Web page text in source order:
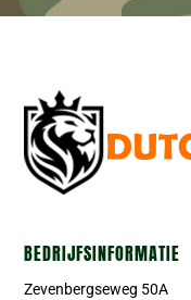
BEDRIJFSINFORMATIE
Zevenbergseweg 50A